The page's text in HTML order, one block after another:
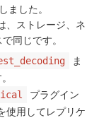
ました。
、ストレージ、ネ
同じです。
ま
プラグイン
使用してレプリケ